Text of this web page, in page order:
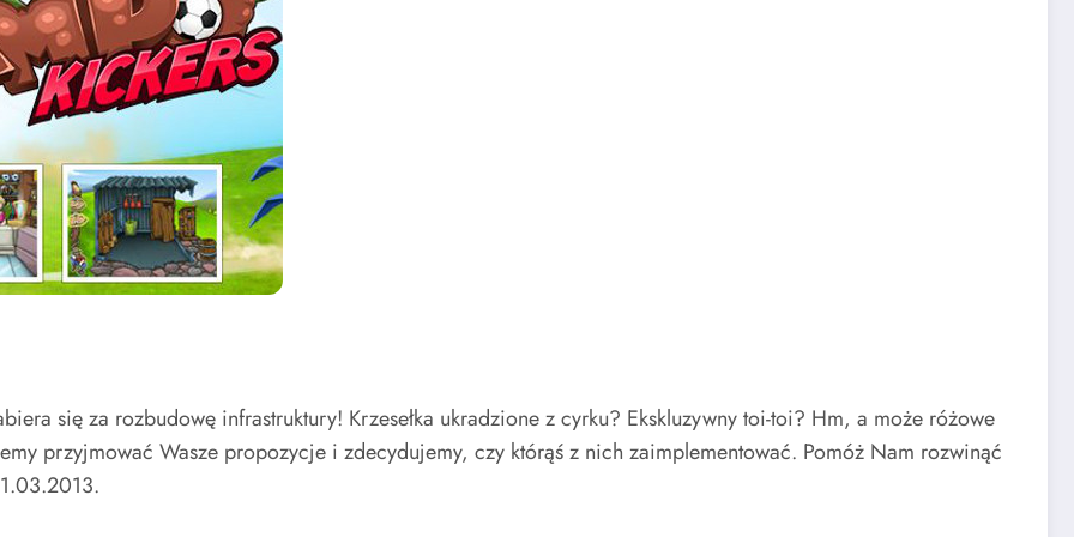
się za rozbudowę infrastruktury! Krzesełka ukradzione z cyrku? Ekskluzywny toi-toi? Hm, a może różowe
przyjmować Wasze propozycje i zdecydujemy, czy którąś z nich zaimplementować. Pomóż Nam rozwinąć